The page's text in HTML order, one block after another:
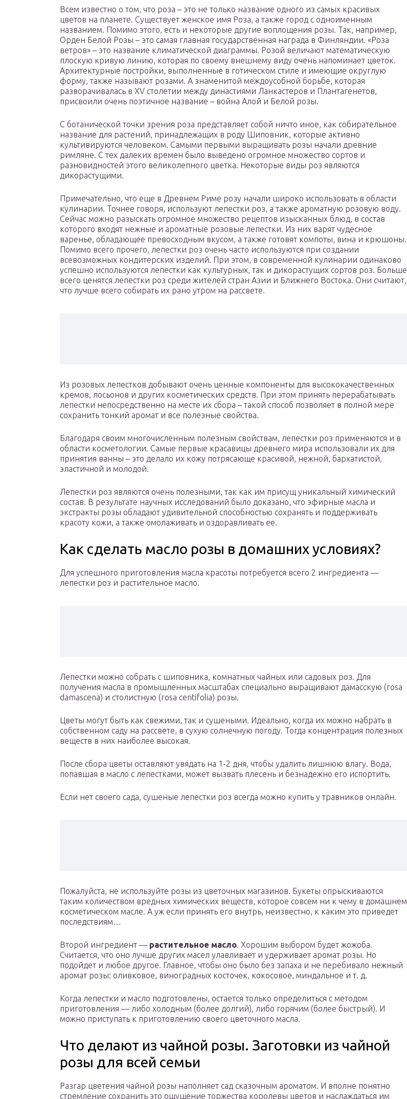
Всем известно о том, что роза – это не только название одного из самых красивых
цветов на планете. Существует женское имя Роза, а также город с одноименным
названием. Помимо этого, есть и некоторые другие воплощения розы. Так, например,
Орден Белой Розы – это самая главная государственная награда в Финляндии. «Роза
ветров» – это название климатической диаграммы. Розой величают математическую
плоскую кривую линию, которая по своему внешнему виду очень напоминает цветок.
Архитектурные постройки, выполненные в готическом стиле и имеющие округлую
форму, также называют розами. А знаменитой междоусобной борьбе, которая
разворачивалась в XV столетии между династиями Ланкастеров и Плантагенетов,
присвоили очень поэтичное название – война Алой и Белой розы.
С ботанической точки зрения роза представляет собой ничто иное, как собирательное
название для растений, принадлежащих в роду Шиповник, которые активно
культивируются человеком. Самыми первыми выращивать розы начали древние
римляне. С тех далеких времен было выведено огромное множество сортов и
разновидностей этого великолепного цветка. Некоторые виды роз являются
дикорастущими.
Примечательно, что еще в Древнем Риме розу начали широко использовать в области
кулинарии. Точнее говоря, используют лепестки роз, а также ароматную розовую воду.
Сейчас можно разыскать огромное множество рецептов изысканных блюд, в состав
которого входят нежные и ароматные розовые лепестки. Из них варят чудесное
варенье, обладающее превосходным вкусом, а также готовят компоты, вина и крюшоны.
Помимо всего прочего, лепестки роз очень часто используются при создании
всевозможных кондитерских изделий. При этом, в современной кулинарии одинаково
успешно используются лепестки как культурных, так и дикорастущих сортов роз. Больше
всего ценятся лепестки роз среди жителей стран Азии и Ближнего Востока. Они считают,
что лучше всего собирать их рано утром на рассвете.
Из розовых лепестков добывают очень ценные компоненты для высококачественных
кремов, лосьонов и других косметических средств. При этом принять перерабатывать
лепестки непосредственно на месте их сбора – такой способ позволяет в полной мере
сохранить тонкий аромат и все полезные свойства.
Благодаря своим многочисленным полезным свойствам, лепестки роз применяются и в
области косметологии. Самые первые красавицы древнего мира использовали их для
принятия ванны – это делало их кожу потрясающе красивой, нежной, бархатистой,
эластичной и молодой.
Лепестки роз являются очень полезными, так как им присущ уникальный химический
состав. В результате научных исследований было доказано, что эфирные масла и
экстракты розы обладают удивительной способностью сохранять и поддерживать
красоту кожи, а также омолаживать и оздоравливать ее.
Как сделать масло розы в домашних условиях?
Для успешного приготовления масла красоты потребуется всего 2 ингредиента —
лепестки роз и растительное масло.
Лепестки можно собрать с шиповника, комнатных чайных или садовых роз. Для
получения масла в промышленных масштабах специально выращивают дамасскую (rosa
damascena) и столистную (rosa centifolia) розы.
Цветы могут быть как свежими, так и сушеными. Идеально, когда их можно набрать в
собственном саду на рассвете, в сухую солнечную погоду. Тогда концентрация полезных
веществ в них наиболее высокая.
После сбора цветы оставляют увядать на 1-2 дня, чтобы удалить лишнюю влагу. Вода,
попавшая в масло с лепестками, может вызвать плесень и безнадежно его испортить.
Если нет своего сада, сушеные лепестки роз всегда можно купить у травников онлайн.
Пожалуйста, не используйте розы из цветочных магазинов. Букеты опрыскиваются
таким количеством вредных химических веществ, которое совсем ни к чему в домашнем
косметическом масле. А уж если принять его внутрь, неизвестно, к каким это приведет
последствиям…
Второй ингредиент — растительное масло. Хорошим выбором будет жожоба.
Считается, что оно лучше других масел улавливает и удерживает аромат розы. Но
подойдет и любое другое. Главное, чтобы оно было без запаха и не перебивало нежный
аромат розы: оливковое, виноградных косточек, кокосовое, миндальное и т. д.
Когда лепестки и масло подготовлены, остается только определиться с методом
приготовления — либо холодным (более долгий), либо горячим (более быстрый). И
можно приступать к приготовлению своего цветочного масла.
Что делают из чайной розы. Заготовки из чайной
розы для всей семьи
Разгар цветения чайной розы наполняет сад сказочным ароматом. И вполне понятно
стремление сохранить это ощущение торжества королевы цветов и наслаждаться им